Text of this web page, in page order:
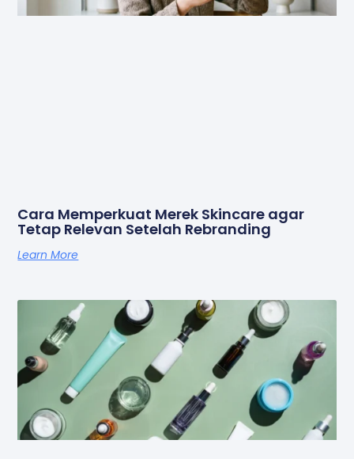
Cara Memperkuat Merek Skincare agar
Tetap Relevan Setelah Rebranding
Learn More